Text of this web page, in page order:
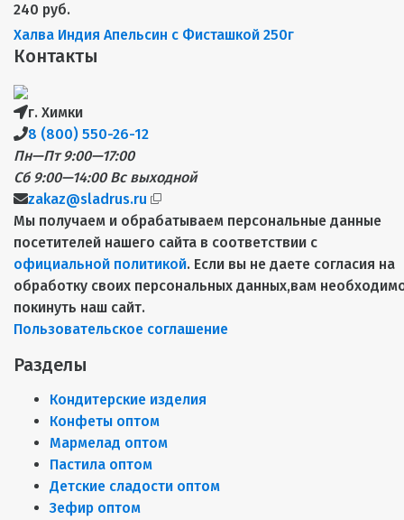
240 руб.
Халва Индия Апельсин с Фисташкой 250г
Контакты
г. Химки
8 (800) 550-26-12
Пн—Пт 9:00—17:00
Сб 9:00—14:00 Вс выходной
zakaz@sladrus.ru
Мы получаем и обрабатываем персональные данные
посетителей нашего сайта в соответствии с
официальной политикой. Если вы не даете согласия на
обработку своих персональных данных,вам
покинуть наш сайт.
Пользовательское соглашение
Разделы
Кондитерские изделия
Конфеты оптом
Мармелад оптом
Пастила оптом
Детские сладости оптом
Зефир оптом